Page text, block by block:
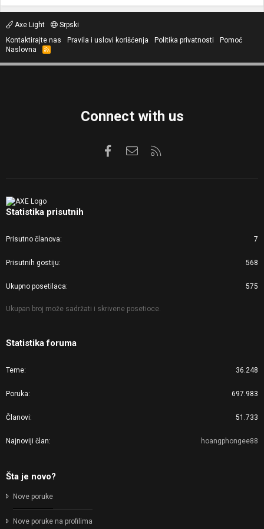
Axe Light
Srpski
Kontaktirajte nas
Pravila i uslovi korišćenja Politika privatnosti
Pomoć
Naslovna
R
S
Connect with us
FacebookKontaktirajte nas
Statistika prisutnih
Prisutno članova 7
Prisutnih gostiju 568
Ukupno posetilaca 575
Ukupan broj može sadržati i skrivene posetioce.
Statistika foruma
Teme 36.248
Poruka 697.983
Članovi 51.733
Najnoviji član hoangphongee88
Šta je novo?
Nove poruke
Nove poruke na profilima